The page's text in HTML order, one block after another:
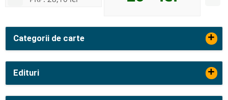
Categorii de carte +
Edituri +